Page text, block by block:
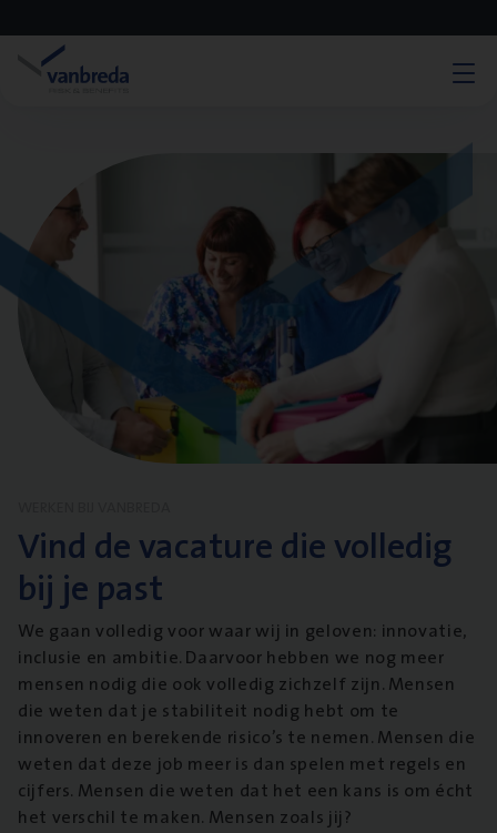
Vind de vacature die volledig
bij je past
We gaan volledig voor waar wij in geloven: innovatie,
inclusie en ambitie. Daarvoor hebben we nog meer
mensen nodig die ook volledig zichzelf zijn. Mensen
die weten dat je stabiliteit nodig hebt om te
innoveren en berekende risico’s te nemen. Mensen die
weten dat deze job meer is dan spelen met regels en
cijfers. Mensen die weten dat het een kans is om écht
het verschil te maken. Mensen zoals jij?